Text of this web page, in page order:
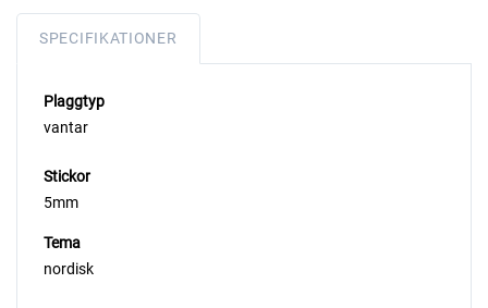
SPECIFIKATIONER
Plaggtyp
vantar
Stickor
5mm
Tema
nordisk